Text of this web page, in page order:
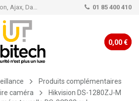
Distributeur officiel Hikvision, Ajax, Dahua, TP-Link - Caméra de vidéo surveillance - Alarme 01 85 400 410
0,00 €
Produits complémentaires
caméra
Hikvision DS-1280ZJ-M